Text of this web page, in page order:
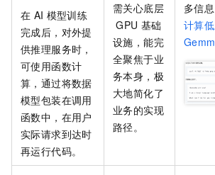
在 AI 模型训练
完成后，对外提
供推理服务时，
可使用函数计
算，通过将数据
模型包装在调用
函数中，在用户
实际请求到达时
再运行代码。
需关心底层
GPU 基础
设施，能完
全聚焦于业
务本身，极
大地简化了
业务的实现
路径。
多信
计算